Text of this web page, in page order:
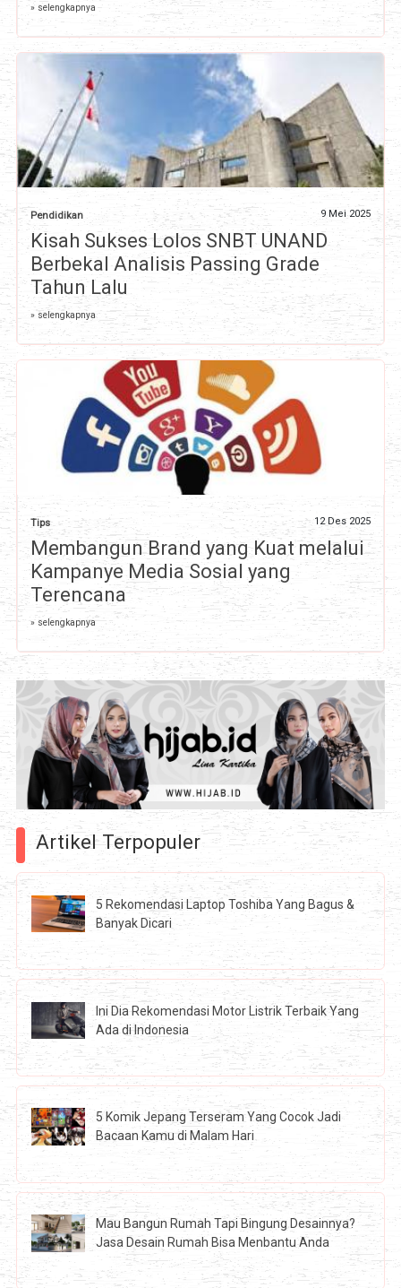
» selengkapnya
Pendidikan 9 Mei 2025
Kisah Sukses Lolos SNBT UNAND
Berbekal Analisis Passing Grade
Tahun Lalu
» selengkapnya
Tips 12 Des 2025
Membangun Brand yang Kuat melalui
Kampanye Media Sosial yang
Terencana
» selengkapnya
Artikel Terpopuler
5 Rekomendasi Laptop Toshiba Yang Bagus &
Banyak Dicari
Ini Dia Rekomendasi Motor Listrik Terbaik Yang
Ada di Indonesia
5 Komik Jepang Terseram Yang Cocok Jadi
Bacaan Kamu di Malam Hari
Mau Bangun Rumah Tapi Bingung Desainnya?
Jasa Desain Rumah Bisa Menbantu Anda